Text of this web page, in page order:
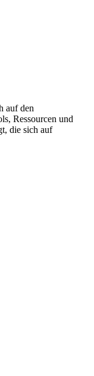
auf den
Ressourcen und
die sich auf